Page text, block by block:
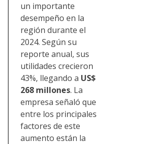
un importante
desempeño en la
región durante el
2024. Según su
reporte anual, sus
utilidades crecieron
43%, llegando a US$
268 millones. La
empresa señaló que
entre los principales
factores de este
aumento están la